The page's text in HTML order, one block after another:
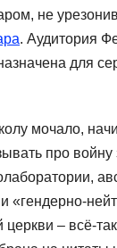
не
. Аудитория
для
мочало,
про войну
«гендерно-
церкви – всё-